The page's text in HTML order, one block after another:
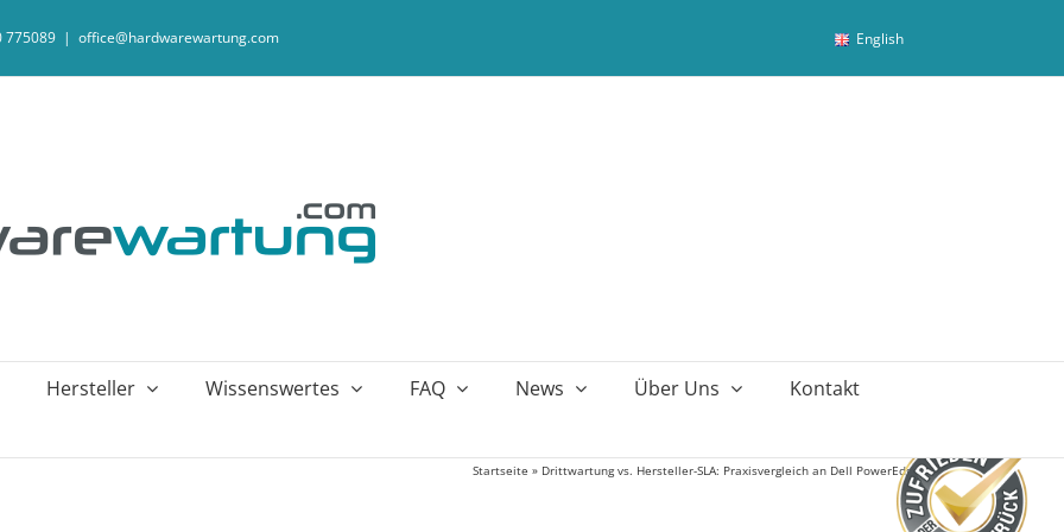
775089 | office@hardwarewartung.com English
Hersteller Wissenswertes FAQ News Über Uns Kontakt
Startseite » Drittwartung vs. Hersteller-SLA: Praxisvergleich an Dell PowerEdge